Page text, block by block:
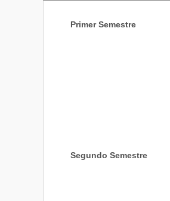
Primer Semestre
Segundo Semestre